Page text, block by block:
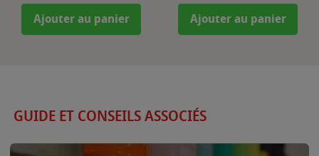
Ajouter au panier Ajouter au panier
GUIDE ET CONSEILS ASSOCIÉS